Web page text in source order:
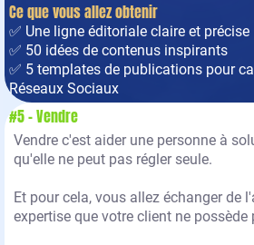
Ce que vous allez obtenir
✅ Une ligne éditoriale claire et précise
✅ 50 idées de contenus inspirants
✅ 5 templates de publications pour
Réseaux Sociaux
#5 - Vendre
Vendre c'est aider une personne à
qu'elle ne peut pas régler seule.
Et pour cela, vous allez échanger de
expertise que votre client ne possède